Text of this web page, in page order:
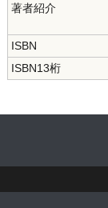
著者紹介
ISBN
ISBN13桁